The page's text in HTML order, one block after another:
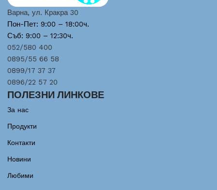
Варна, ул. Кракра 30
Пон-Пет: 9:00 – 18:00ч.
Съб: 9:00 – 12:30ч.
052/580 400
0895/55 66 58
0899/17 37 37
0896/22 57 20
ПОЛЕЗНИ ЛИНКОВЕ
За нас
Продукти
Контакти
Новини
Любими